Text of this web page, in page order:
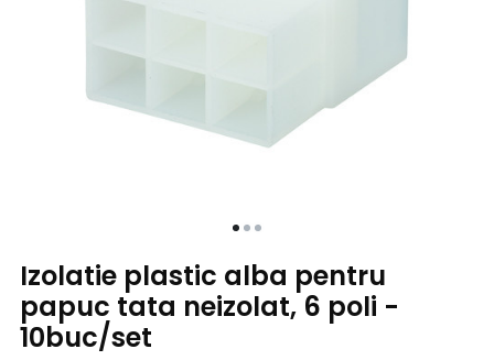
Izolatie plastic alba pentru
papuc tata neizolat, 6 poli -
10buc/set